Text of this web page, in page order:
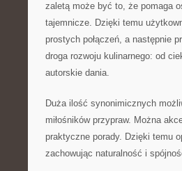
zaletą może być to, że pomaga
tajemnicze. Dzięki temu
prostych połączeń, a następnie
droga rozwoju kulinarnego: od
autorskie dania.
Duża ilość synonimicznych
miłośników przypraw. Można
praktyczne porady. Dzięki temu
zachowując naturalność i